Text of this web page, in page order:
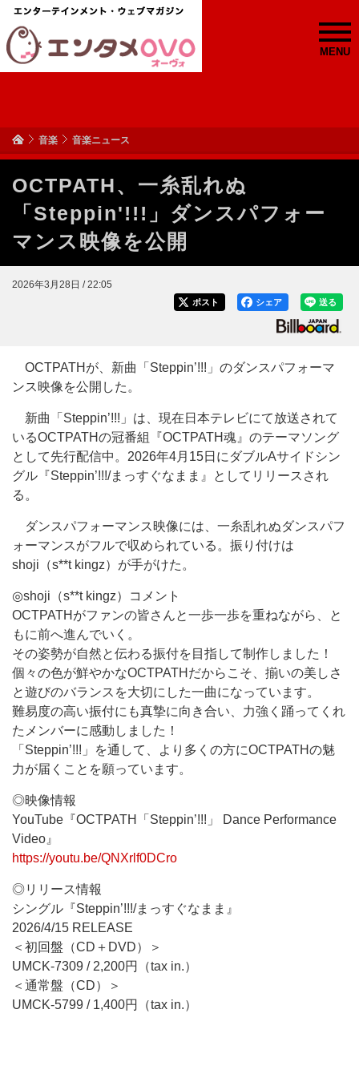
MENU
音楽 音楽ニュース
OCTPATH、一糸乱れぬ
「Steppin'!!!」ダンスパフォー
マンス映像を公開
2026年3月28日 / 22:05
送る
シェア
ポスト
OCTPATHが、新曲「Steppin’!!!」のダンスパフォーマ
ンス映像を公開した。
新曲「Steppin’!!!」は、現在日本テレビにて放送されて
いるOCTPATHの冠番組『OCTPATH魂』のテーマソング
として先行配信中。2026年4月15日にダブルAサイドシン
グル『Steppin’!!!/まっすぐなまま』としてリリースされ
る。
ダンスパフォーマンス映像には、一糸乱れぬダンスパフ
ォーマンスがフルで収められている。振り付けは
shoji（s**t kingz）が手がけた。
◎shoji（s**t kingz）コメント
OCTPATHがファンの皆さんと一歩一歩を重ねながら、と
もに前へ進んでいく。
その姿勢が自然と伝わる振付を目指して制作しました！
個々の色が鮮やかなOCTPATHだからこそ、揃いの美しさ
と遊びのバランスを大切にした一曲になっています。
難易度の高い振付にも真摯に向き合い、力強く踊ってくれ
たメンバーに感動しました！
「Steppin’!!!」を通して、より多くの方にOCTPATHの魅
力が届くことを願っています。
◎映像情報
YouTube『OCTPATH「Steppin’!!!」 Dance Performance
Video』
https://youtu.be/QNXrlf0DCro
◎リリース情報
シングル『Steppin’!!!/まっすぐなまま』
2026/4/15 RELEASE
＜初回盤（CD＋DVD）＞
UMCK-7309 / 2,200円（tax in.）
＜通常盤（CD）＞
UMCK-5799 / 1,400円（tax in.）